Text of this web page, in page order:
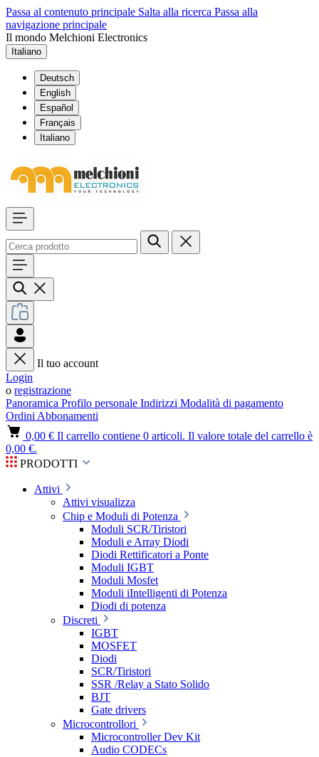
Passa al contenuto principale Salta alla ricerca Passa alla
navigazione principale
Il mondo Melchioni Electronics
Italiano
Deutsch
English
Español
Français
Italiano
Il tuo account
Login
o registrazione
Panoramica Profilo personale Indirizzi Modalità di pagamento
Ordini Abbonamenti
0,00 € Il carrello contiene 0 articoli. Il valore totale del carrello è
0,00 €.
PRODOTTI
Attivi
Attivi visualizza
Chip e Moduli di Potenza
Moduli SCR/Tiristori
Moduli e Array Diodi
Diodi Rettificatori a Ponte
Moduli IGBT
Moduli Mosfet
Moduli iIntelligenti di Potenza
Diodi di potenza
Discreti
IGBT
MOSFET
Diodi
SCR/Tiristori
SSR /Relay a Stato Solido
BJT
Gate drivers
Microcontrollori
Microcontroller Dev Kit
Audio CODECs